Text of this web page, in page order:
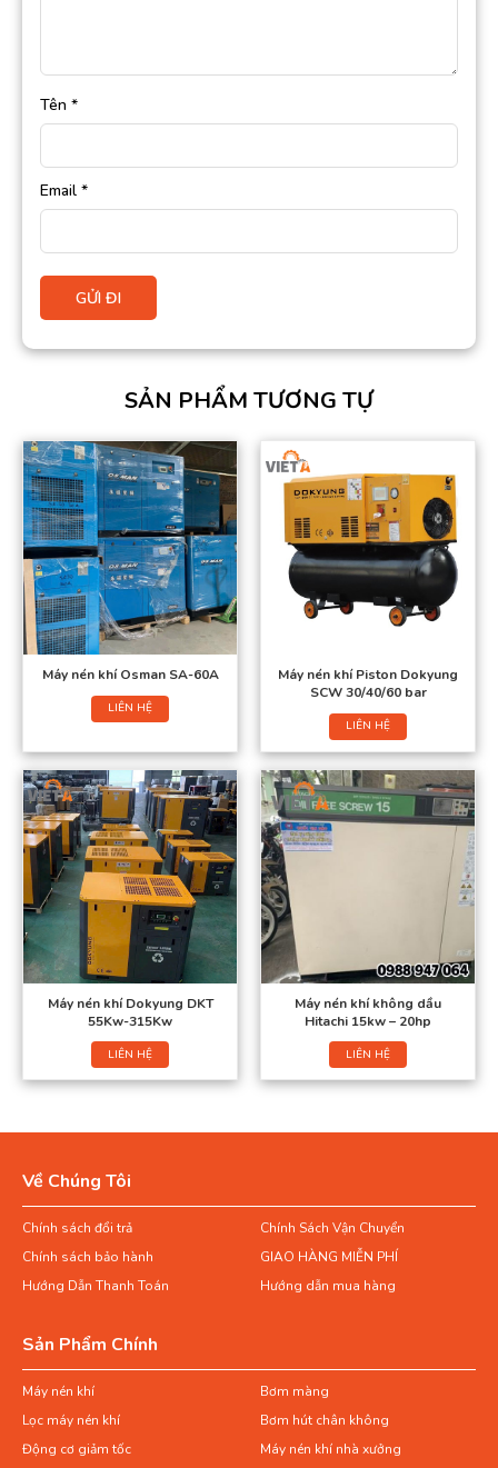
Tên *
Email *
SẢN PHẨM TƯƠNG TỰ
Máy nén khí Osman SA-60A
LIÊN HỆ
Máy nén khí Piston Dokyung
SCW 30/40/60 bar
LIÊN HỆ
Máy nén khí Dokyung DKT
55Kw-315Kw
LIÊN HỆ
Máy nén khí không dầu
Hitachi 15kw – 20hp
LIÊN HỆ
Về Chúng Tôi
Chính sách đổi trả
Chính Sách Vận Chuyển
Chính sách bảo hành
GIAO HÀNG MIỄN PHÍ
Hướng Dẫn Thanh Toán
Hướng dẫn mua hàng
Sản Phẩm Chính
Máy nén khí
Bơm màng
Lọc máy nén khí
Bơm hút chân không
Động cơ giảm tốc
Máy nén khí nhà xưởng